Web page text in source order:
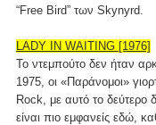
“Free Bird” των Skynyrd.
LADY IN WAITING [1976]
Το ντεμπούτο δεν ήταν
1975, οι «Παράνομοι»
Rock, με αυτό το δεύτερο
είναι πιο εμφανείς εδώ,